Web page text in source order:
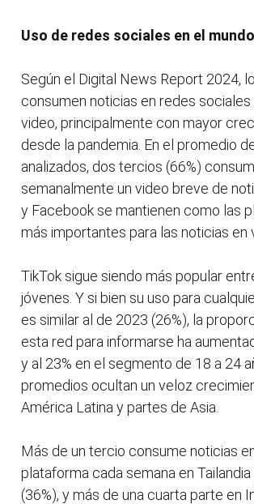
Uso de redes sociales en el mundo
Según el Digital News Report 2024,
consumen noticias en redes
video, principalmente con mayor
desde la pandemia. En el promedio
analizados, dos tercios (66%)
semanalmente un video breve de
y Facebook se mantienen como las
más importantes para las noticias en
TikTok sigue siendo más popular
jóvenes. Y si bien su uso para
es similar al de 2023 (26%), la
esta red para informarse ha
y al 23% en el segmento de 18 a 24
promedios ocultan un veloz
América Latina y partes de Asia.
Más de un tercio consume noticias
plataforma cada semana en Tailandia
(36%), y más de una cuarta parte en